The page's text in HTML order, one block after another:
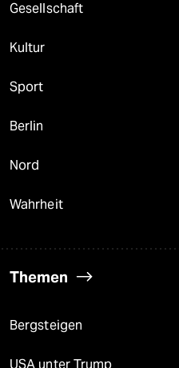
Gesellschaft
Kultur
Sport
Berlin
Nord
Wahrheit
Themen
Bergsteigen
USA unter Trump